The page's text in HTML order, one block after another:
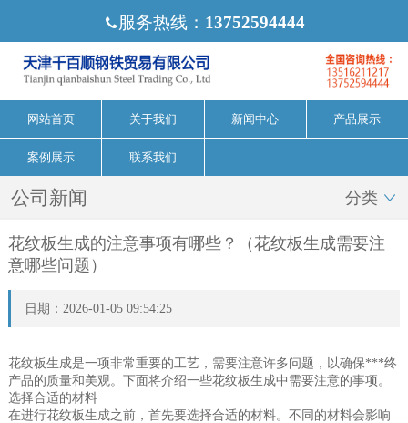
服务热线： 13752594444
网站首页 关于我们 新闻中心 产品展示
案例展示 联系我们
公司新闻 分类 
花纹板生成的注意事项有哪些？（花纹板生成需要注
意哪些问题）
日期：2026-01-05 09:54:25
花纹板生成是一项非常重要的工艺，需要注意许多问题，以确保***终
产品的质量和美观。下面将介绍一些花纹板生成中需要注意的事项。
选择合适的材料
在进行花纹板生成之前，首先要选择合适的材料。不同的材料会影响